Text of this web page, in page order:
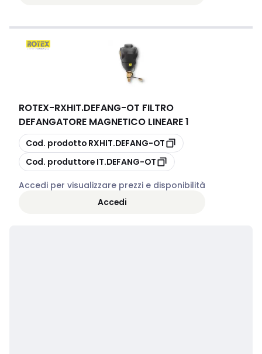
ROTEX-RXHIT.DEFANG-OT FILTRO
DEFANGATORE MAGNETICO LINEARE 1
copia
Cod. prodotto RXHIT.DEFANG-OT
copia
Cod. produttore IT.DEFANG-OT
Accedi per visualizzare prezzi e disponibilità
Accedi